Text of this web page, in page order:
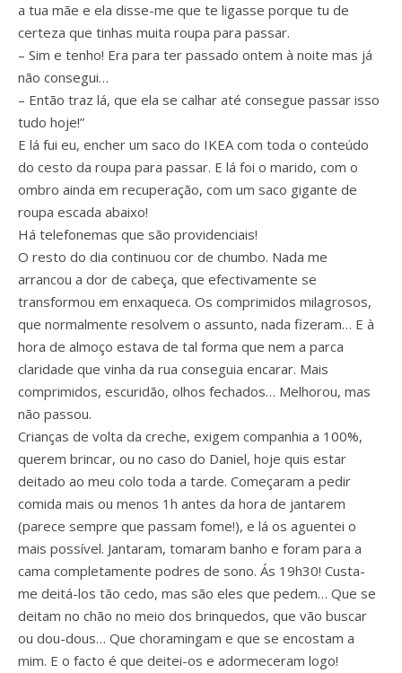
a tua mãe e ela disse-me que te ligasse porque tu de
certeza que tinhas muita roupa para passar.
– Sim e tenho! Era para ter passado ontem à noite mas já
não consegui…
– Então traz lá, que ela se calhar até consegue passar isso
tudo hoje!”
E lá fui eu, encher um saco do IKEA com toda o conteúdo
do cesto da roupa para passar. E lá foi o marido, com o
ombro ainda em recuperação, com um saco gigante de
roupa escada abaixo!
Há telefonemas que são providenciais!
O resto do dia continuou cor de chumbo. Nada me
arrancou a dor de cabeça, que efectivamente se
transformou em enxaqueca. Os comprimidos milagrosos,
que normalmente resolvem o assunto, nada fizeram… E à
hora de almoço estava de tal forma que nem a parca
claridade que vinha da rua conseguia encarar. Mais
comprimidos, escuridão, olhos fechados… Melhorou, mas
não passou.
Crianças de volta da creche, exigem companhia a 100%,
querem brincar, ou no caso do Daniel, hoje quis estar
deitado ao meu colo toda a tarde. Começaram a pedir
comida mais ou menos 1h antes da hora de jantarem
(parece sempre que passam fome!), e lá os aguentei o
mais possível. Jantaram, tomaram banho e foram para a
cama completamente podres de sono. Ás 19h30! Custa-
me deitá-los tão cedo, mas são eles que pedem… Que se
deitam no chão no meio dos brinquedos, que vão buscar
ou dou-dous… Que choramingam e que se encostam a
mim. E o facto é que deitei-os e adormeceram logo!